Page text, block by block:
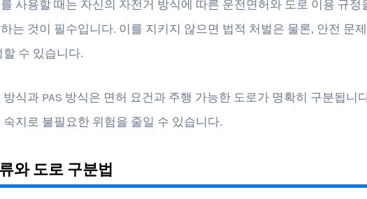
사용할 때는 자신의 자전거 방식에 따른 운전면허와 도로 이용 규정
는 것이 필수입니다. 이를 지키지 않으면 법적 처벌은 물론, 안전 문제
수 있습니다.
식과 PAS 방식은 면허 요건과 주행 가능한 도로가 명확히 구분됩니
지로 불필요한 위험을 줄일 수 있습니다.
와 도로 구분법